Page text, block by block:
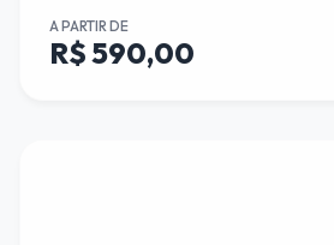
A PARTIR DE
R$ 590,00